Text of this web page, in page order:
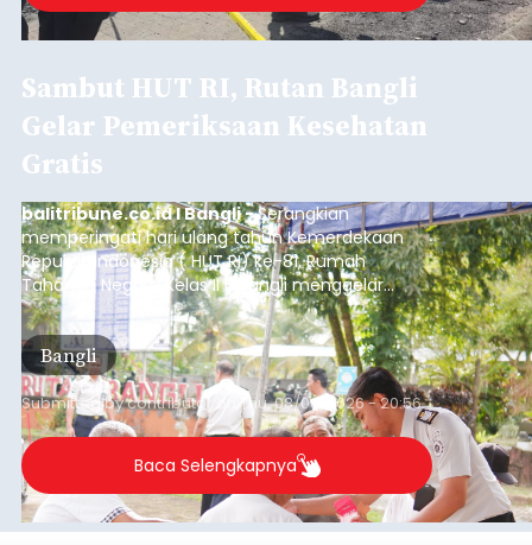
Sambut HUT RI, Rutan Bangli
Gelar Pemeriksaan Kesehatan
Gratis
balitribune.co.id I Bangli -Serangkian
memperingati hari ulang tahun Kemerdekaan
Republik Indonesia ( HUT RI) ke-81, Rumah
Tahanan Negara Kelas II B Bangli menggelar
kegiatan pemeriksaan kesehatan gratis, Rabu
(6/8/2026).
Bangli
Submitted bycontributor Thu, 08/06/2026 - 20:56
Baca Selengkapnya